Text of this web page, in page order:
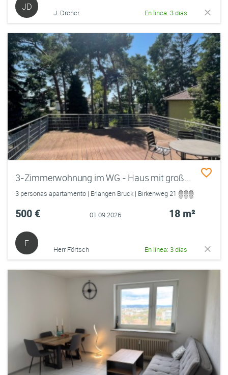
JD
J. Dreher En línea: 3 días
3-Zimmerwohnung im WG - Haus mit großem Garten und 50 m2 Dachterrasse - Ideal für WG Neugründung
3 personas apartamento | Erlangen Bruck | Birkenweg 21
500 € 01.09.2026 18 m²
F
Herr Förtsch En línea: 3 días